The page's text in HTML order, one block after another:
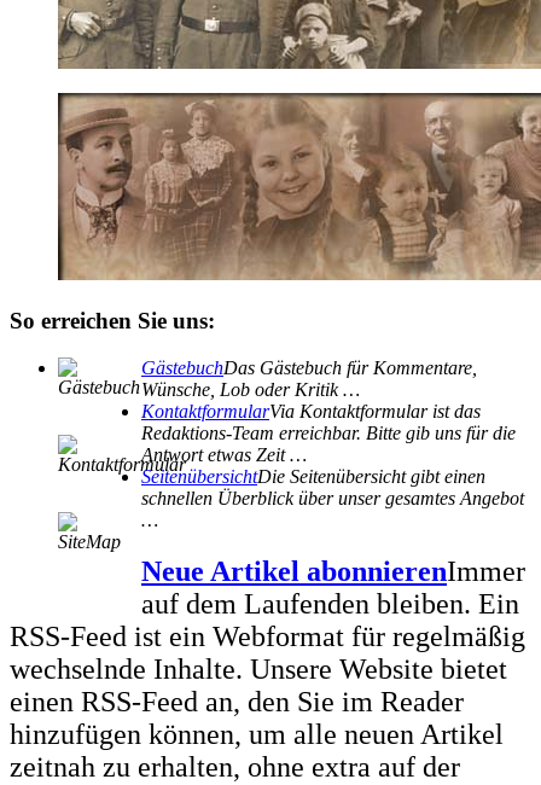
So erreichen Sie uns:
GästebuchDas Gästebuch für Kommentare,
Wünsche, Lob oder Kritik …
KontaktformularVia Kontaktformular ist das
Redaktions-Team erreichbar. Bitte gib uns für die
Antwort etwas Zeit …
SeitenübersichtDie Seitenübersicht gibt einen
schnellen Überblick über unser gesamtes Angebot
…
Neue Artikel abonnierenImmer
auf dem Laufenden bleiben. Ein
RSS-Feed ist ein Webformat für regelmäßig
wechselnde Inhalte. Unsere Website bietet
einen RSS-Feed an, den Sie im Reader
hinzufügen können, um alle neuen Artikel
zeitnah zu erhalten, ohne extra auf der